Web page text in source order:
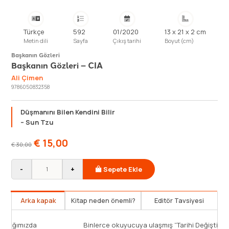
Türkçe
Metin dili
592
Sayfa
01/2020
Çıkış tarihi
13 x 21 x 2 cm
Boyut (cm)
Başkanın Gözleri
Başkanın Gözleri – CIA
Ali Çimen
9786050832358
Düşmanını Bilen Kendini Bilir
– Sun Tzu
€30,00 € 15,00
- + Sepete Ekle
Arka kapak Kitap neden önemli? Editör Tavsiyesi
Gizli servisler, ajanlar, casuslar… Karşılaştığımızda